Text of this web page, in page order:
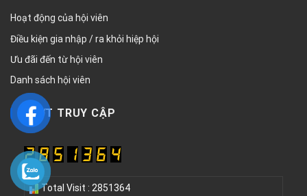
Hoạt động của hội viên
Điều kiện gia nhập / ra khỏi hiệp hội
Ưu đãi đến từ hội viên
Danh sách hội viên
LƯỢT TRUY CẬP
Total Visit : 2851364